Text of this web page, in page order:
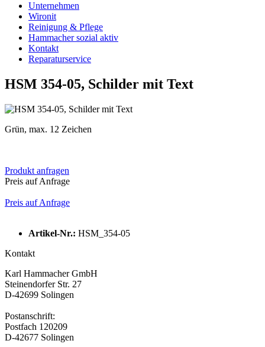
Unternehmen
Wironit
Reinigung & Pflege
Hammacher sozial aktiv
Kontakt
Reparaturservice
HSM 354-05, Schilder mit Text
Grün, max. 12 Zeichen
Produkt anfragen
Preis auf Anfrage
Preis auf Anfrage
Artikel-Nr.: HSM_354-05
Kontakt
Karl Hammacher GmbH
Steinendorfer Str. 27
D-42699 Solingen
Postanschrift:
Postfach 120209
D-42677 Solingen